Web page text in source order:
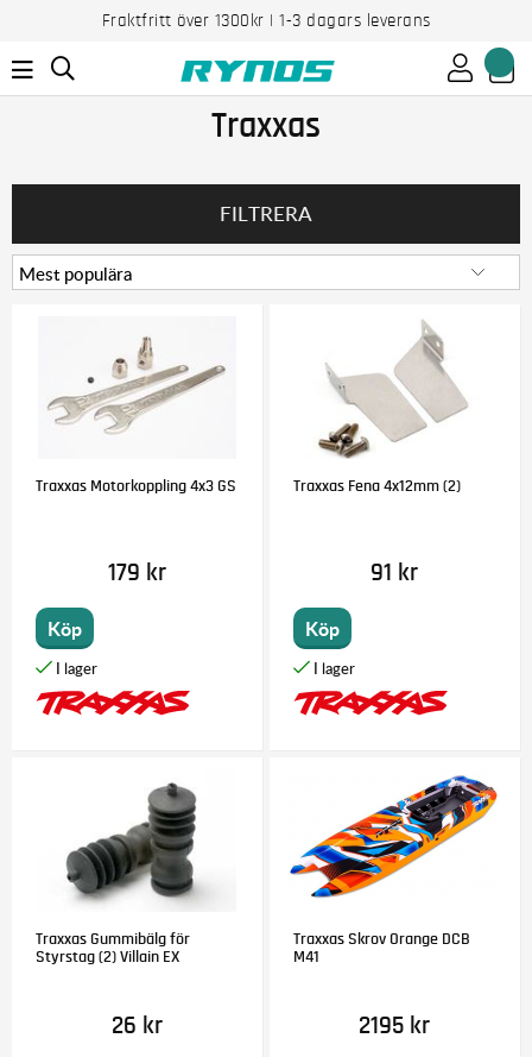
Fraktfritt över 1300kr | 1-3 dagars leverans
Traxxas
FILTRERA
Traxxas Motorkoppling 4x3 GS
179 kr
Köp
Traxxas Fena 4x12mm (2)
91 kr
Köp
Traxxas Gummibälg för
Styrstag (2) Villain EX
26 kr
Traxxas Skrov Orange DCB
M41
2195 kr